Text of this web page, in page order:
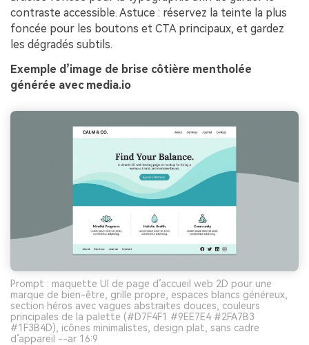
contraste accessible. Astuce : réservez la teinte la plus
foncée pour les boutons et CTA principaux, et gardez
les dégradés subtils.
Exemple d’image de brise côtière mentholée
générée avec media.io
Prompt : maquette UI de page d’accueil web 2D pour une
marque de bien-être, grille propre, espaces blancs généreux,
section héros avec vagues abstraites douces, couleurs
principales de la palette (#D7F4F1 #9EE7E4 #2FA7B3
#1F3B4D), icônes minimalistes, design plat, sans cadre
d’appareil --ar 16:9